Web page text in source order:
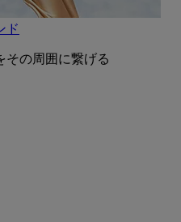
ド
その周囲に繋げる